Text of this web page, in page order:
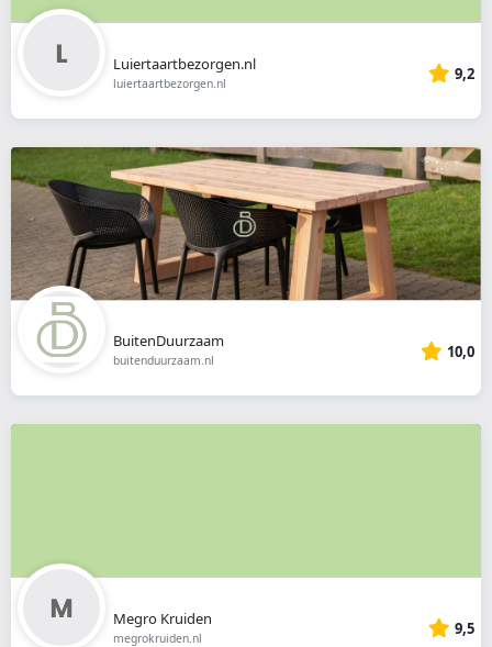
Luiertaartbezorgen.nl
luiertaartbezorgen.nl 9,2
BuitenDuurzaam
buitenduurzaam.nl 10,0
Megro Kruiden
megrokruiden.nl 9,5